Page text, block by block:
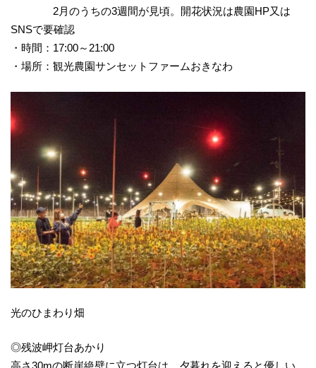
2月のうちの3週間が見頃。開花状況は農園HP又は
SNSで要確認
・時間：17:00～21:00
・場所：観光農園サンセットファームおきなわ
光のひまわり畑
◎残波岬灯台あかり
高さ30mの断崖絶壁に立つ灯台は、夕暮れを迎えると優しい